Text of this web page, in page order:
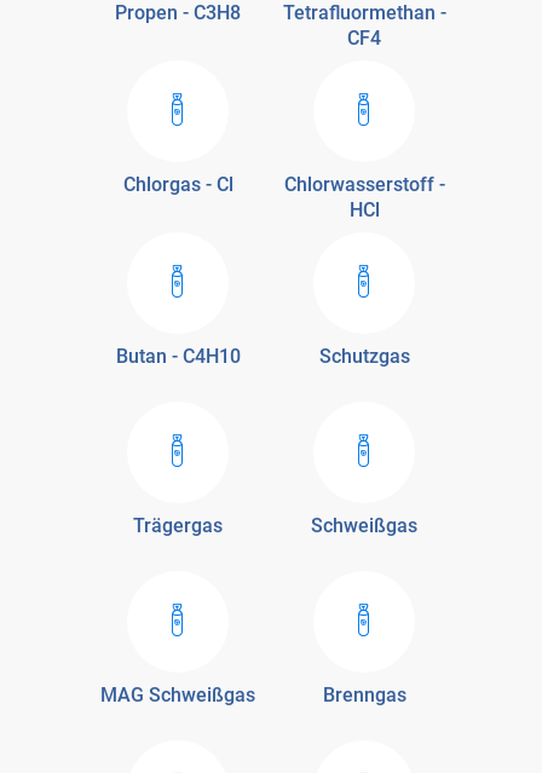
Propen - C3H8
Tetrafluormethan -
CF4
Chlorgas - Cl
Chlorwasserstoff -
HCl
Butan - C4H10 Schutzgas
Trägergas Schweißgas
MAG Schweißgas Brenngas